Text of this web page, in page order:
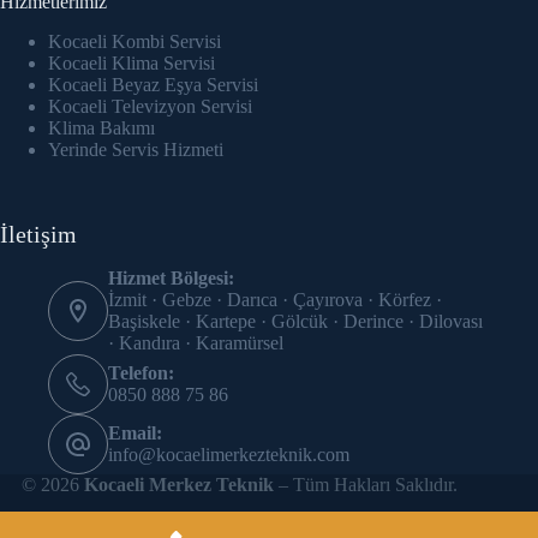
panel
Panel
panel
panel
panel
panel
panel
panel
panel
Kocaeli Kombi Servisi
Kocaeli Klima Servisi
Kocaeli Beyaz Eşya Servisi
Kocaeli Televizyon Servisi
Klima Bakımı
Yerinde Servis Hizmeti
İletişim
Hizmet Bölgesi:
İzmit · Gebze · Darıca · Çayırova · Körfez ·
Başiskele · Kartepe · Gölcük · Derince · Dilovası
· Kandıra · Karamürsel
Telefon:
0850 888 75 86
Email:
info@kocaelimerkezteknik.com
© 2026Kocaeli Merkez Teknik – Tüm Hakları Saklıdır.